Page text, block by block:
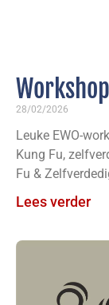
28/02/2026
Leuke EWO-
Kung Fu,
Fu &
Fu workshop voor
Lees verder